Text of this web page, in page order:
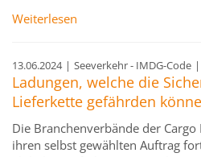
Weiterlesen
13.06.2024 | Seeverkehr - IMDG-Code |
Ladungen, welche die
Lieferkette gefährden
Die Branchenverbände der
ihren selbst gewählten Auftrag